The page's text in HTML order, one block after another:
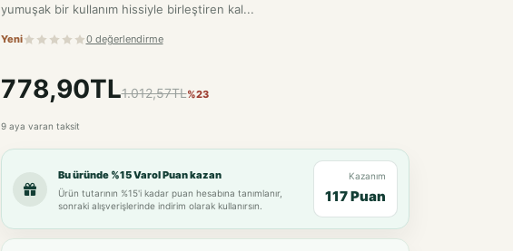
yumuşak bir kullanım hissiyle birleştiren kal...
Yeni 0 değerlendirme
778,90TL1.012,57TL%23
9 aya varan taksit
Bu üründe %15 Varol Puan kazan
Ürün tutarının %15'i kadar puan hesabına tanımlanır,
sonraki alışverişlerinde indirim olarak kullanırsın.
Kazanım
117 Puan